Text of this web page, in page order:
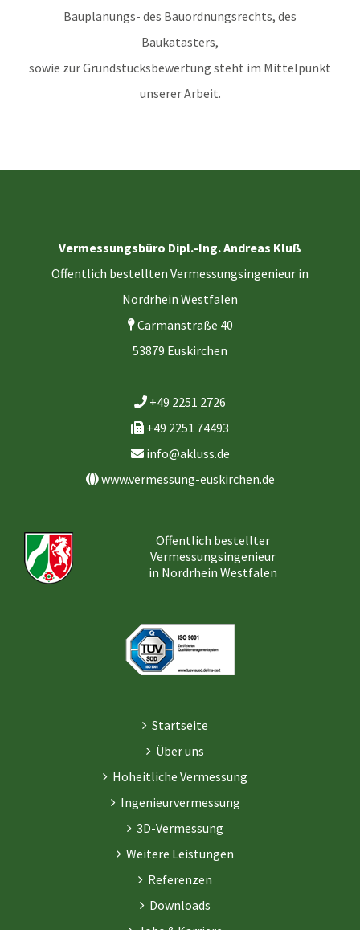
Bauplanungs- des Bauordnungsrechts, des
Baukatasters,
sowie zur Grundstücksbewertung steht im Mittelpunkt
unserer Arbeit.
Vermessungsbüro Dipl.-Ing. Andreas Kluß
Öffentlich bestellten Vermessungsingenieur in
Nordrhein Westfalen
Carmanstraße 40
53879 Euskirchen
+49 2251 2726
+49 2251 74493
info@akluss.de
www.vermessung-euskirchen.de
Öffentlich bestellter
Vermessungsingenieur
in Nordrhein Westfalen
Startseite
Über uns
Hoheitliche Vermessung
Ingenieurvermessung
3D-Vermessung
Weitere Leistungen
Referenzen
Downloads